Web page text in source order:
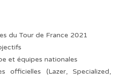
du Tour de France 2021
et équipes nationales
officielles (Lazer, Specialized,